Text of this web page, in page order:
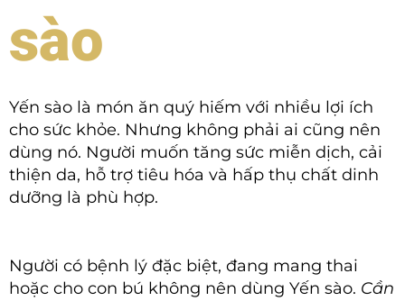
sào
Yến sào là món ăn quý hiếm với nhiều lợi ích
cho sức khỏe. Nhưng không phải ai cũng nên
dùng nó. Người muốn tăng sức miễn dịch, cải
thiện da, hỗ trợ tiêu hóa và hấp thụ chất dinh
dưỡng là phù hợp.
Người có bệnh lý đặc biệt, đang mang thai
hoặc cho con bú không nên dùng Yến sào. Cần